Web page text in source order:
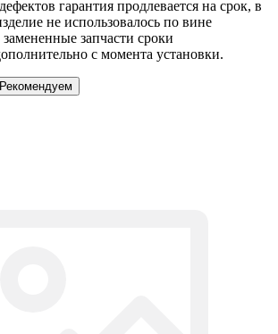
гарантия продлевается на срок, в
не использовалось по вине
запчасти сроки
с момента установки.
Рекомендуем